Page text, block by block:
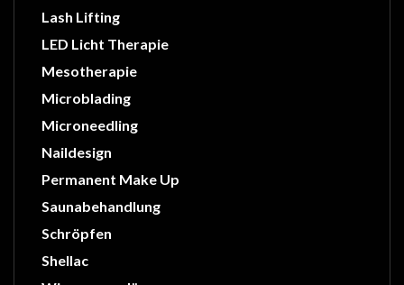
Lash Lifting
LED Licht Therapie
Mesotherapie
Microblading
Microneedling
Naildesign
Permanent Make Up
Saunabehandlung
Schröpfen
Shellac